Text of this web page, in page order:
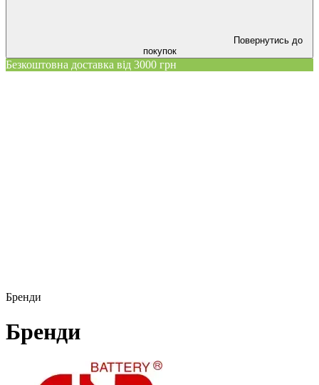
Повернутись до
покупок
Безкоштовна доставка від 3000 грн
Бренди
Бренди